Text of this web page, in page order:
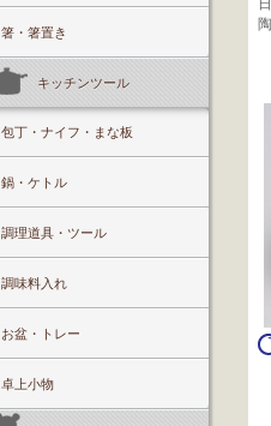
箸・箸置き
キッチンツール
包丁・ナイフ・まな板
鍋・ケトル
調理道具・ツール
調味料入れ
お盆・トレー
卓上小物